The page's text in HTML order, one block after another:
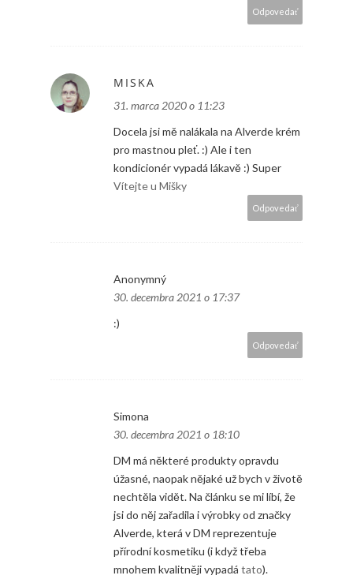
Odpovedať
MISKA
31. marca 2020 o 11:23
Docela jsi mě nalákala na Alverde krém
pro mastnou pleť. :) Ale i ten
kondicionér vypadá lákavě :) Super
Vítejte u Mišky
Odpovedať
Anonymný
30. decembra 2021 o 17:37
:)
Odpovedať
Simona
30. decembra 2021 o 18:10
DM má některé produkty opravdu
úžasné, naopak nějaké už bych v životě
nechtěla vidět. Na článku se mi líbí, že
jsi do něj zařadila i výrobky od značky
Alverde, která v DM reprezentuje
přírodní kosmetiku (i když třeba
mnohem kvalitněji vypadá tato).